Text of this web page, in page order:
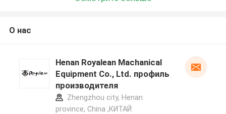
О нас
Henan Royalean Machanical
Equipment Co., Ltd. профиль
производителя
Zhengzhou city, Henan
province, China ,КИТАЙ